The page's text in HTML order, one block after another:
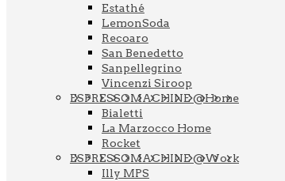
Estathé
LemonSoda
Recoaro
San Benedetto
Sanpellegrino
Vincenzi Siroop
ESPRESSOMACHINE @Home
Bialetti
La Marzocco Home
Rocket
ESPRESSOMACHINE @Work
Illy MPS